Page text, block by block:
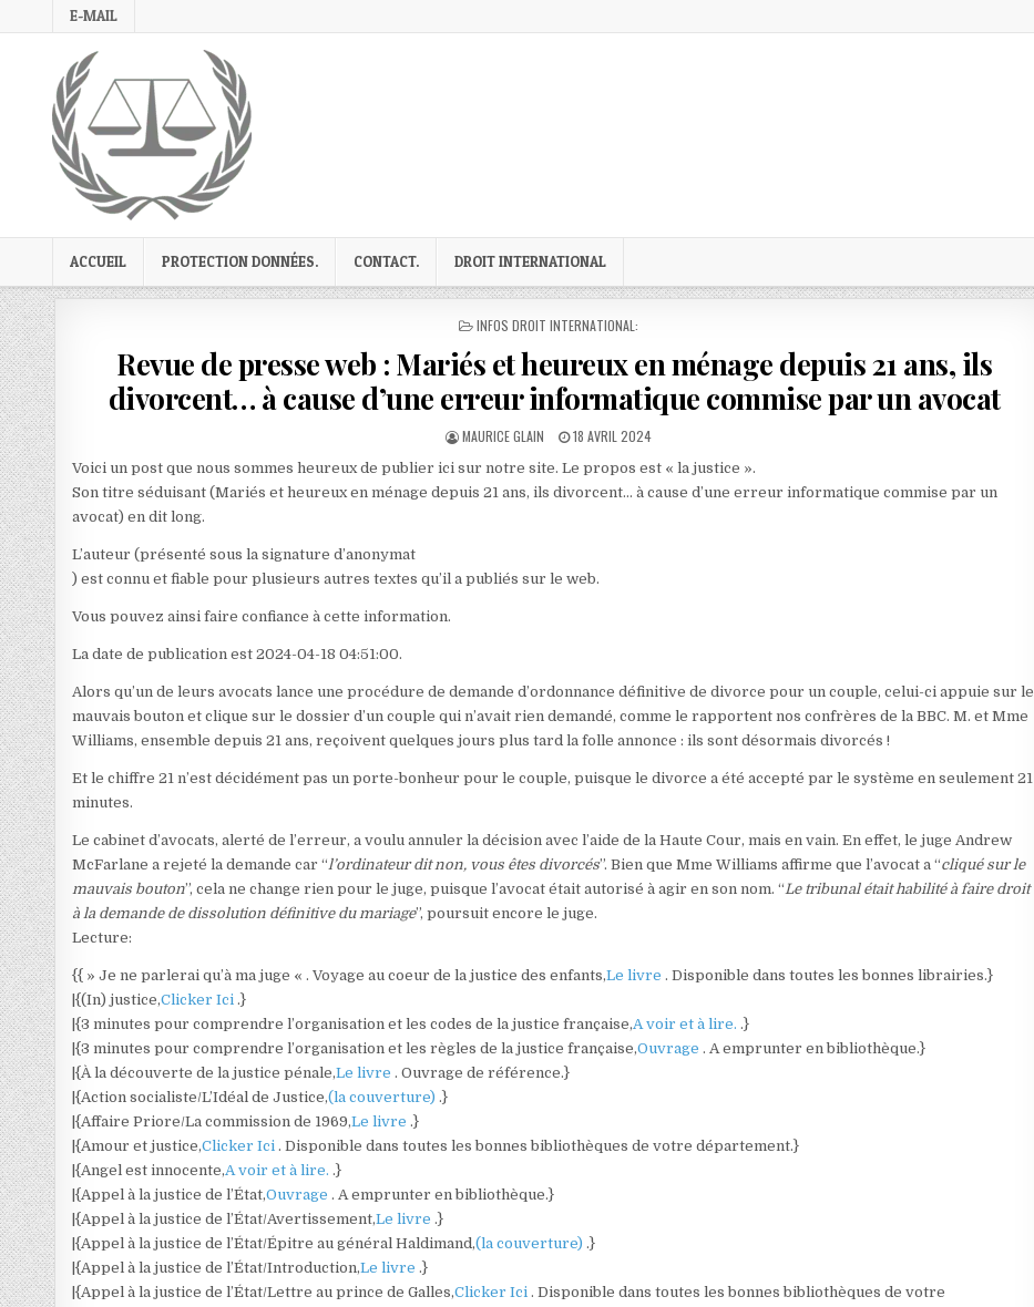
to
E-MAIL
ACCUEIL PROTECTION DONNÉES. CONTACT. DROIT INTERNATIONAL
POSTED
INFOS DROIT INTERNATIONAL:
Revue de presse web : Mariés et heureux en ménage depuis 21 ans, ils
divorcent… à cause d’une erreur informatique commise par un avocat
AUTHOR:
MAURICE GLAIN
PUBLISHED
18 AVRIL 2024
Voici un post que nous sommes heureux de publier ici sur notre site. Le propos est « la justice ».
Son titre séduisant (Mariés et heureux en ménage depuis 21 ans, ils divorcent… à cause d’une erreur informatique commise par un
avocat) en dit long.
L’auteur (présenté sous la signature d’anonymat
) est connu et fiable pour plusieurs autres textes qu’il a publiés sur le web.
Vous pouvez ainsi faire confiance à cette information.
La date de publication est 2024-04-18 04:51:00.
Alors qu’un de leurs avocats lance une procédure de demande d’ordonnance définitive de divorce pour un couple, celui-ci appuie sur le
mauvais bouton et clique sur le dossier d’un couple qui n’avait rien demandé, comme le rapportent nos confrères de la BBC. M. et Mme
Williams, ensemble depuis 21 ans, reçoivent quelques jours plus tard la folle annonce : ils sont désormais divorcés !
Et le chiffre 21 n’est décidément pas un porte-bonheur pour le couple, puisque le divorce a été accepté par le système en seulement 21
minutes.
Le cabinet d’avocats, alerté de l’erreur, a voulu annuler la décision avec l’aide de la Haute Cour, mais en vain. En effet, le juge Andrew
McFarlane a rejeté la demande car “l’ordinateur dit non, vous êtes divorcés”. Bien que Mme Williams affirme que l’avocat a “cliqué sur le
mauvais bouton”, cela ne change rien pour le juge, puisque l’avocat était autorisé à agir en son nom. “Le tribunal était habilité à faire droit
à la demande de dissolution définitive du mariage”, poursuit encore le juge.
Lecture:
{{ » Je ne parlerai qu’à ma juge « . Voyage au coeur de la justice des enfants,Le livre. Disponible dans toutes les bonnes librairies.}
|{(In) justice,Clicker Ici.}
|{3 minutes pour comprendre l’organisation et les codes de la justice française,A voir et à lire..}
|{3 minutes pour comprendre l’organisation et les règles de la justice française,Ouvrage. A emprunter en bibliothèque.}
|{À la découverte de la justice pénale,Le livre. Ouvrage de référence.}
|{Action socialiste/L’Idéal de Justice,(la couverture).}
|{Affaire Priore/La commission de 1969,Le livre.}
|{Amour et justice,Clicker Ici. Disponible dans toutes les bonnes bibliothèques de votre département.}
|{Angel est innocente,A voir et à lire..}
|{Appel à la justice de l’État,Ouvrage. A emprunter en bibliothèque.}
|{Appel à la justice de l’État/Avertissement,Le livre.}
|{Appel à la justice de l’État/Épitre au général Haldimand,(la couverture).}
|{Appel à la justice de l’État/Introduction,Le livre.}
|{Appel à la justice de l’État/Lettre au prince de Galles,Clicker Ici. Disponible dans toutes les bonnes bibliothèques de votre